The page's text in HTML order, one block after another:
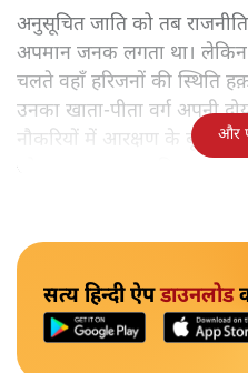
अनुसूचित जाति को तब
अपमान जनक लगता था।
चलते वहाँ हरिजनों की स्थिति
उनका खाता-पीता वर्ग अपनी
नौकरियों में आरक्षण के बूते वे
जो आत्म-सम्मान चाहिए था, वह
और
सत्य हिन्दी ऐपडाउनलोड